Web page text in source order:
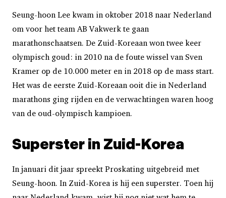
Seung-hoon Lee kwam in oktober 2018 naar Nederland
om voor het team AB Vakwerk te gaan
marathonschaatsen. De Zuid-Koreaan won twee keer
olympisch goud: in 2010 na de foute wissel van Sven
Kramer op de 10.000 meter en in 2018 op de mass start.
Het was de eerste Zuid-Koreaan ooit die in Nederland
marathons ging rijden en de verwachtingen waren hoog
van de oud-olympisch kampioen.
Superster in Zuid-Korea
In januari dit jaar spreekt Proskating uitgebreid met
Seung-hoon. In Zuid-Korea is hij een superster. Toen hij